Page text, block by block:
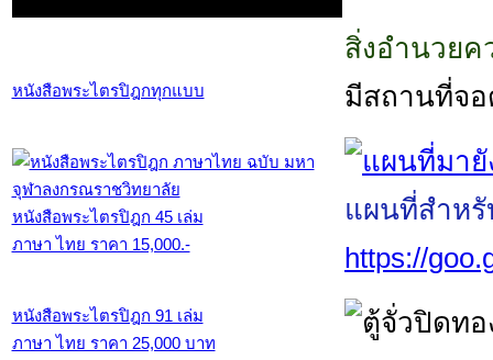
หนังสือพระไตรปิฎกทุกแบบ
หนังสือพระไตรปิฎก 45 เล่ม
ภาษา ไทย ราคา 15,000.-
หนังสือพระไตรปิฎก 91 เล่ม
ภาษา ไทย ราคา 25,000 บาท
สิ่งอำนวยค
มีสถานที่จ
แผนที่สำหรั
https://